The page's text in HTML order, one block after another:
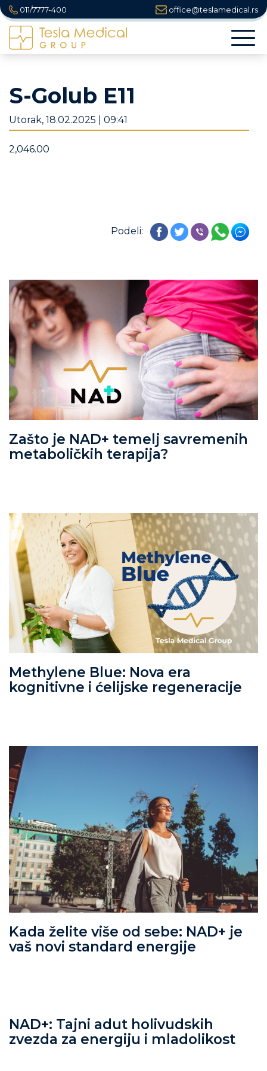
011/7777-400 office@teslamedical.rs
S-Golub E11
Utorak, 18.02.2025 | 09:41
2,046.00
Podeli:
Zašto je NAD+ temelj savremenih
metaboličkih terapija?
Methylene Blue: Nova era
kognitivne i ćelijske regeneracije
Kada želite više od sebe: NAD+ je
vaš novi standard energije
NAD+: Tajni adut holivudskih
zvezda za energiju i mladolikost